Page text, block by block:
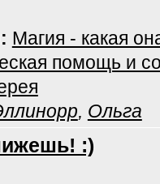
Магия - какая
помощь и
, Ольга
:)